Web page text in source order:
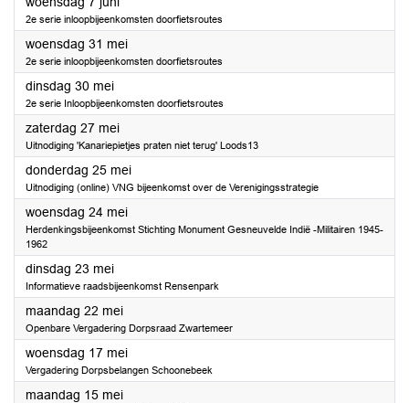
2e serie inloopbijeenkomsten doorfietsroutes
woensdag 31 mei2023
2e serie inloopbijeenkomsten doorfietsroutes
dinsdag 30 mei2023
2e serie Inloopbijeenkomsten doorfietsroutes
zaterdag 27 mei2023
Uitnodiging 'Kanariepietjes praten niet terug' Loods13
donderdag 25 mei2023
Uitnodiging (online) VNG bijeenkomst over de Verenigingsstrategie
woensdag 24 mei2023
Herdenkingsbijeenkomst Stichting Monument Gesneuvelde Indië -Militairen 1945-
1962
dinsdag 23 mei2023
Informatieve raadsbijeenkomst Rensenpark
maandag 22 mei2023
Openbare Vergadering Dorpsraad Zwartemeer
woensdag 17 mei2023
Vergadering Dorpsbelangen Schoonebeek
maandag 15 mei2023